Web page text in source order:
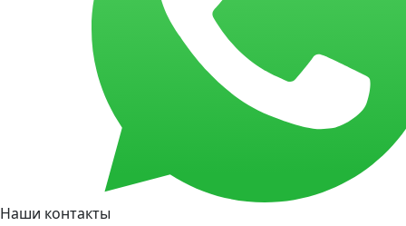
Наши контакты